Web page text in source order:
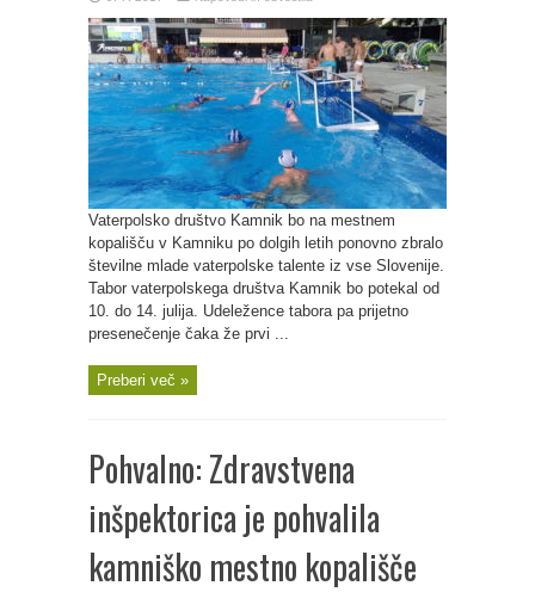
Vaterpolsko društvo Kamnik bo na mestnem
kopališču v Kamniku po dolgih letih ponovno zbralo
številne mlade vaterpolske talente iz vse Slovenije.
Tabor vaterpolskega društva Kamnik bo potekal od
10. do 14. julija. Udeležence tabora pa prijetno
presenečenje čaka že prvi ...
Preberi več »
Pohvalno: Zdravstvena
inšpektorica je pohvalila
kamniško mestno kopališče